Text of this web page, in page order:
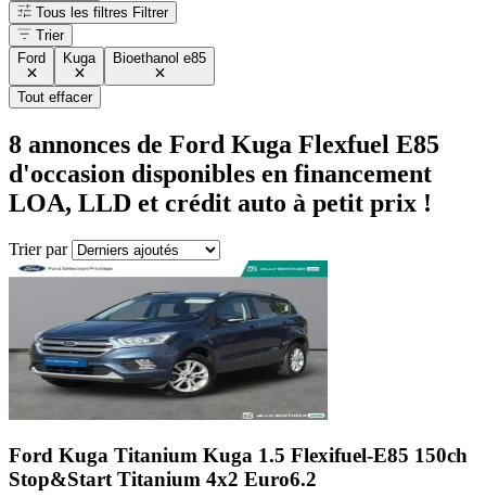
Tous les filtres Filtrer
Trier
Ford
Kuga Bioethanol e85
Tout effacer
8 annonces de Ford Kuga Flexfuel E85
d'occasion disponibles en financement
LOA, LLD et crédit auto à petit prix !
Trier par
Ford Kuga Titanium Kuga 1.5 Flexifuel-E85 150ch
Stop&Start Titanium 4x2 Euro6.2